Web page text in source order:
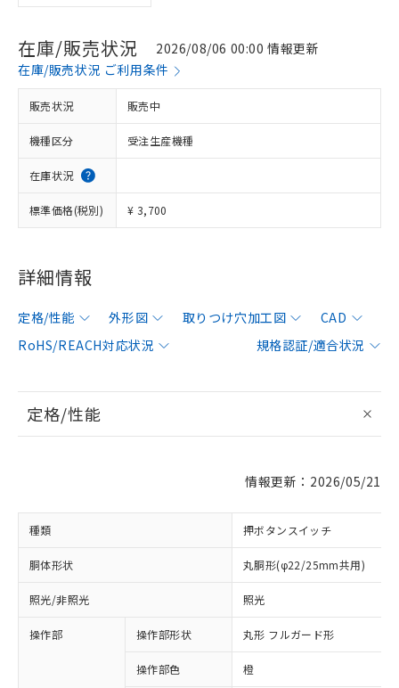
在庫/販売状況
2026/08/06 00:00 情報更新
在庫/販売状況 ご利用条件
販売状況 販売中
機種区分 受注生産機種
在庫状況
標準価格(税別) ¥ 3,700
詳細情報
定格/性能 外形図 取りつけ穴加工図
CAD
RoHS/REACH対応状況
規格認証/適合状況
定格/性能
情報更新：2026/05/21
種類 押ボタンスイッチ
胴体形状 丸胴形(φ22/25mm共用)
照光/非照光 照光
操作部 操作部形状 丸形 フルガード形
操作部色 橙